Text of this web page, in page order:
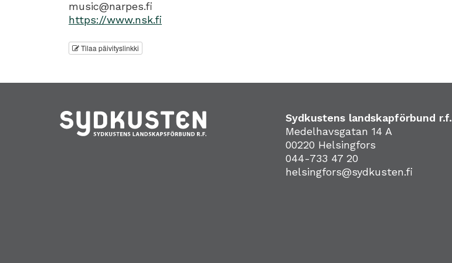
music@narpes.fi
https://www.nsk.fi
Tilaa päivityslinkki
Sydkustens landskapförbund r.f.
Medelhavsgatan 14 A
00220 Helsingfors
044-733 47 20
helsingfors@sydkusten.fi